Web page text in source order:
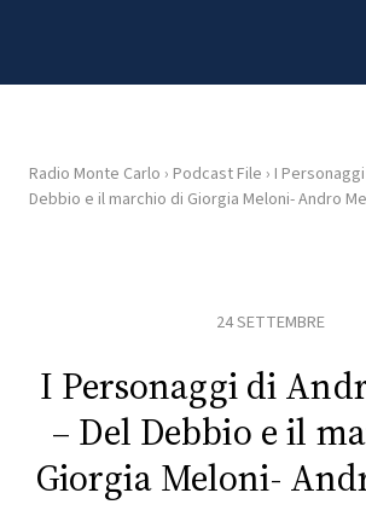
HOME
RADIO
PLAYLIST
Radio Monte Carlo › Podcast File › I
Debbio e il marchio di Giorgia Meloni- Andro
24 SETTEMBRE
I Personaggi di
– Del Debbio e il
Giorgia Meloni-